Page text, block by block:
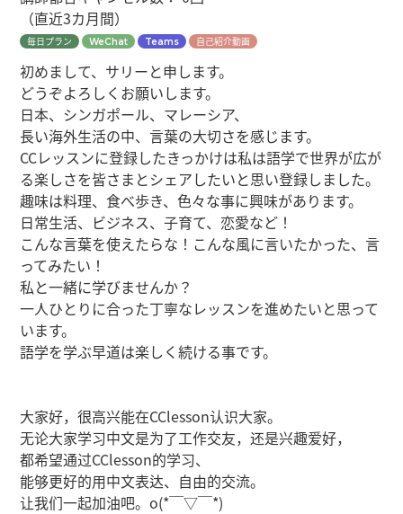
（直近3カ月間）
毎日プラン WeChat Teams 自己紹介動画
初めまして、サリーと申します。
どうぞよろしくお願いします。
日本、シンガポール、マレーシア、
長い海外生活の中、言葉の大切さを感じます。
CCレッスンに登録したきっかけは私は語学で世界が広が
る楽しさを皆さまとシェアしたいと思い登録しました。
趣味は料理、食べ歩き、色々な事に興味があります。
日常生活、ビジネス、子育て、恋愛など！
こんな言葉を使えたらな！こんな風に言いたかった、言
ってみたい！
私と一緒に学びませんか？
一人ひとりに合った丁寧なレッスンを進めたいと思って
います。
語学を学ぶ早道は楽しく続ける事です。
大家好，很高兴能在CClesson认识大家。
无论大家学习中文是为了工作交友，还是兴趣爱好，
都希望通过CClesson的学习、
能够更好的用中文表达、自由的交流。
让我们一起加油吧。o(*￣▽￣*)